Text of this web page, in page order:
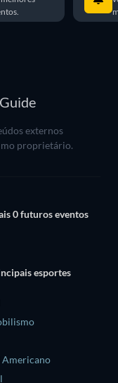
externos
proprietário.
0 futuros eventos
esportes
Americano